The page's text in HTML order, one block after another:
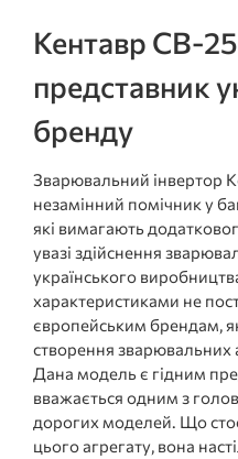
Кентавр СВ-
представник
бренду
Зварювальний інвертор
незамінний помічник у
які вимагають
увазі здійснення
українського
характеристиками не
європейським брендам,
створення зварювальних
Дана модель є гідним
вважається одним з
дорогих моделей. Що
цього агрегату, вона